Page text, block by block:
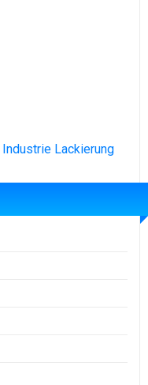
Industrie Lackierung